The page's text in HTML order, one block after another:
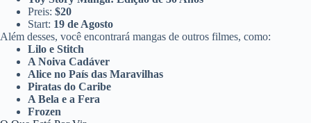
Preis: $20
Start: 19 de Agosto
Além desses, você encontrará mangas de outros filmes, como:
Lilo e Stitch
A Noiva Cadáver
Alice no País das Maravilhas
Piratas do Caribe
A Bela e a Fera
Frozen